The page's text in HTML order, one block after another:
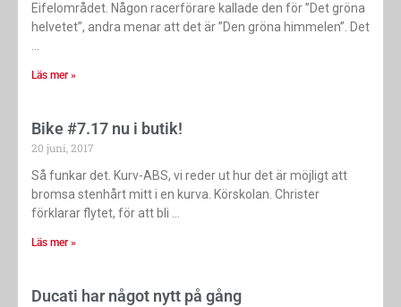
Eifelområdet. Någon racerförare kallade den för ”Det gröna
helvetet”, andra menar att det är ”Den gröna himmelen”. Det
Läs mer »
Bike #7.17 nu i butik!
20 juni, 2017
Så funkar det. Kurv-ABS, vi reder ut hur det är möjligt att
bromsa stenhårt mitt i en kurva. Körskolan. Christer
förklarar flytet, för att bli
Läs mer »
Ducati har något nytt på gång